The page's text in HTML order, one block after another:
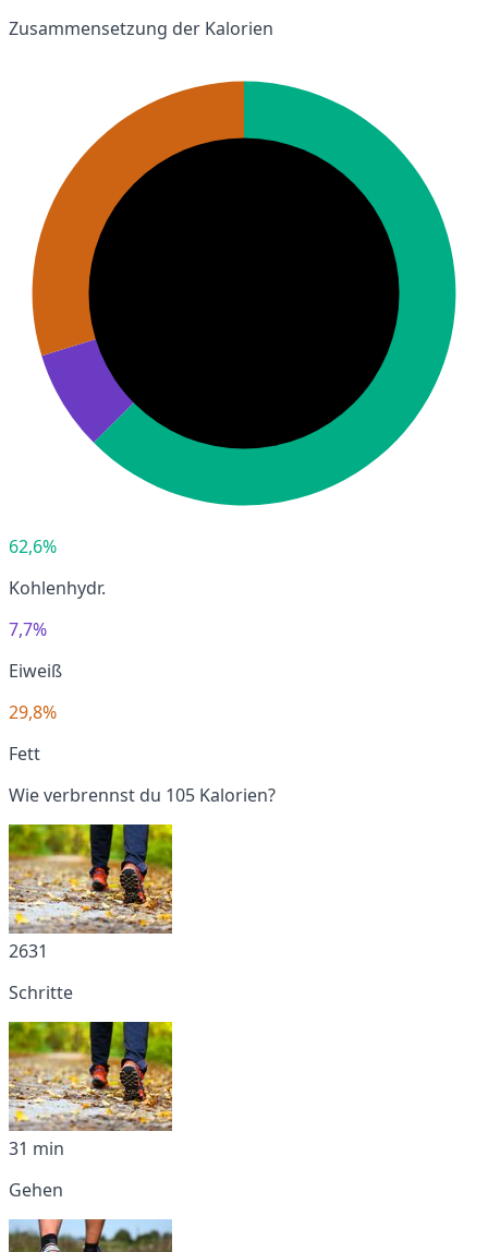
Zusammensetzung der Kalorien
62,6%
Kohlenhydr.
7,7%
Eiweiß
29,8%
Fett
Wie verbrennst du 105 Kalorien?
2631
Schritte
31 min
Gehen